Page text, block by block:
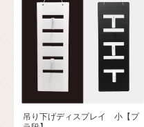
吊り下げディスプレイ 小【プ